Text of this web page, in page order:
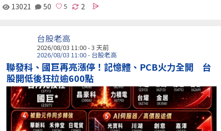
13021 50 2
台股老高
2026/08/03 11:00 - 3 天前
2026/08/03 11:00 - 台股老高
聯發科、國巨再亮漲停！記憶體、PCB火力全開 台
股開低後狂拉逾600點